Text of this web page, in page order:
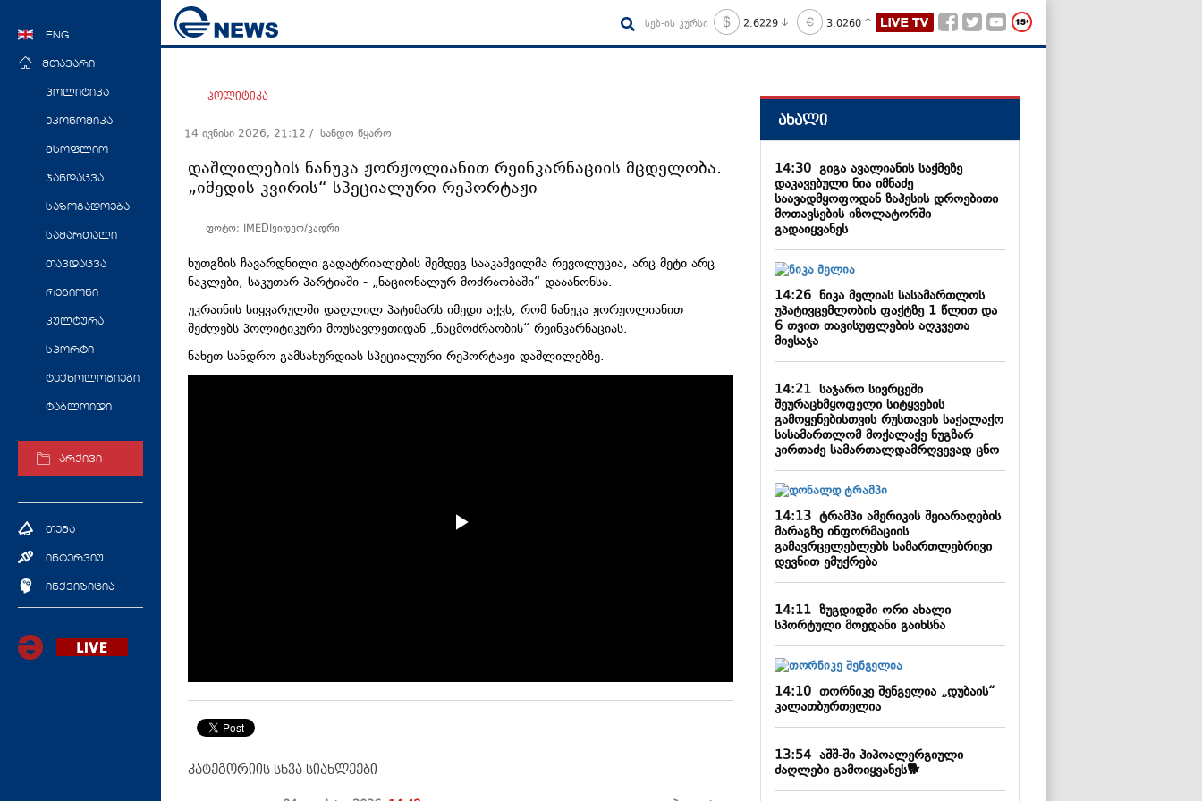
ENG
მთავარი
პოლიტიკა
ეკონომიკა
მსოფლიო
ჯანდაცვა
საზოგადოება
სამართალი
თავდაცვა
რეგიონი
კულტურა
სპორტი
ტექნოლოგიები
ტაბლოიდი
არქივი
თემა
ინტერვიუ
ინქვიზიცია
სებ-ის კურსი 2.6229 3.0260
პოლიტიკა
14 ივნისი 2026, 21:12 / სანდო წყარო
დაშლილების ნანუკა ჟორჟოლიანით რეინკარნაციის მცდელობა.
„იმედის კვირის“ სპეციალური რეპორტაჟი
ფოტო: IMEDIვიდეო/კადრი
ხუთგზის ჩავარდნილი გადატრიალების შემდეგ სააკაშვილმა რევოლუცია, არც მეტი არც
ნაკლები, საკუთარ პარტიაში - „ნაციონალურ მოძრაობაში“ დააანონსა.
უკრაინის სიყვარულში დაღლილ პატიმარს იმედი აქვს, რომ ნანუკა ჟორჟოლიანით
შეძლებს პოლიტიკური მოუსავლეთიდან „ნაცმოძრაობის“ რეინკარნაციას.
ნახეთ სანდრო გამსახურდიას სპეციალური რეპორტაჟი დაშლილებზე.
კატეგორიის სხვა სიახლეები
ახალი
14:30გიგა ავალიანის საქმეზე
დაკავებული ნია იმნაძე
საავადმყოფოდან ზაჰესის დროებითი
მოთავსების იზოლატორში
გადაიყვანეს
14:26ნიკა მელიას სასამართლოს
უპატივცემლობის ფაქტზე 1 წლით და
6 თვით თავისუფლების აღკვეთა
მიესაჯა
14:21საჯარო სივრცეში
შეურაცხმყოფელი სიტყვების
გამოყენებისთვის რუსთავის საქალაქო
სასამართლომ მოქალაქე ნუგზარ
კირთაძე სამართალდამრღვევად ცნო
14:13ტრამპი ამერიკის შეიარაღების
მარაგზე ინფორმაციის
გამავრცელებლებს სამართლებრივი
დევნით ემუქრება
14:11ზუგდიდში ორი ახალი
სპორტული მოედანი გაიხსნა
14:10თორნიკე შენგელია „დუბაის“
კალათბურთელია
13:54აშშ-ში ჰიპოალერგიული
ძაღლები გამოიყვანეს🐕